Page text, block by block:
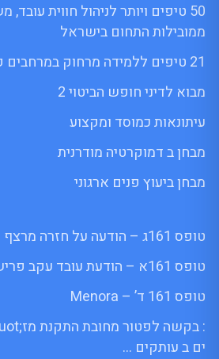
50 טיפים ויותר לניהול חווית
ממובילות התחום בישראל
21 טיפים ללמידה מרחוק במרחבים קוליים
מבוא לדיני חופש הביטוי 2
עיתונאות כמוסד ומקצוע
מבחן ב דמוקרטיה מודרנית
מבחן ביעוץ פנים ארגוני
טופס 161ג – הודעה על חזרה מרצף פיצויים / קיצבה
טופס 161א – הודעת עובד עקב פרישה מעבודה
טופס 161 ד’ – Menora
ים ב עותקים …